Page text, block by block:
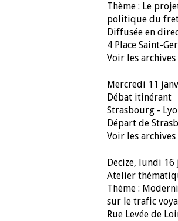
Thème : Le
politique du
Diffusée en
4 Place Saint-
Voir les
Mercredi 11
Débat itinérant
Strasbourg -
Départ de
Voir les
Decize, lundi
Atelier
Thème :
sur le trafic
Rue Levée de